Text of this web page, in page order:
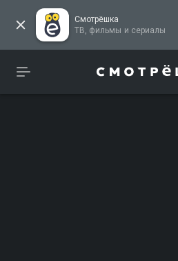
Смотрёшка
ТВ, фильмы и сериалы